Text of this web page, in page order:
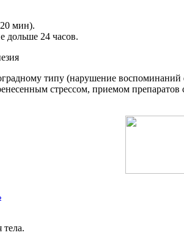
мин).
дольше 24 часов.
типу (нарушение
стрессом, приемом